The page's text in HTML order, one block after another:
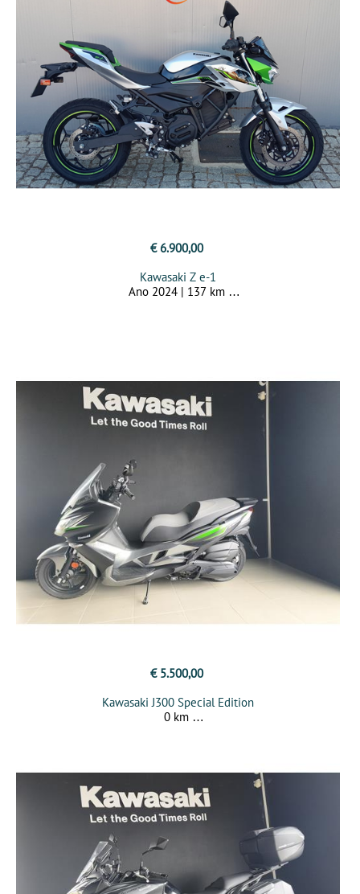
€ 6.900,00
Kawasaki Z e-1
Ano 2024 | 137 km
€ 5.500,00
Kawasaki J300 Special Edition
0 km